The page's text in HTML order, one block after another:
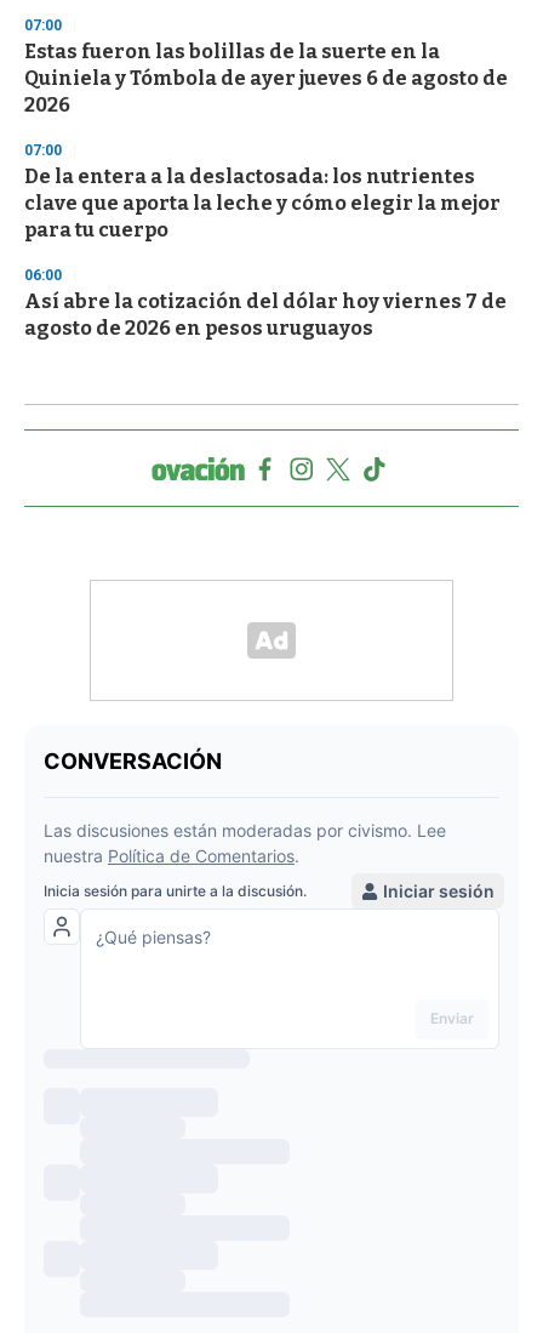
07:00
Estas fueron las bolillas de la suerte en la
Quiniela y Tómbola de ayer jueves 6 de agosto de
2026
07:00
De la entera a la deslactosada: los nutrientes
clave que aporta la leche y cómo elegir la mejor
para tu cuerpo
06:00
Así abre la cotización del dólar hoy viernes 7 de
agosto de 2026 en pesos uruguayos